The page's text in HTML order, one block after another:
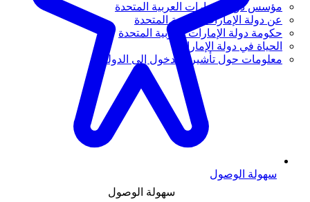
مؤسس دولة الإمارات العربية المتحدة
عن دولة الإمارات العربية المتحدة
حكومة دولة الإمارات العربية المتحدة
الحياة في دولة الإمارات
معلومات حول تأشيرة الدخول إلى الدولة
سهولة الوصول
سهولة الوصول